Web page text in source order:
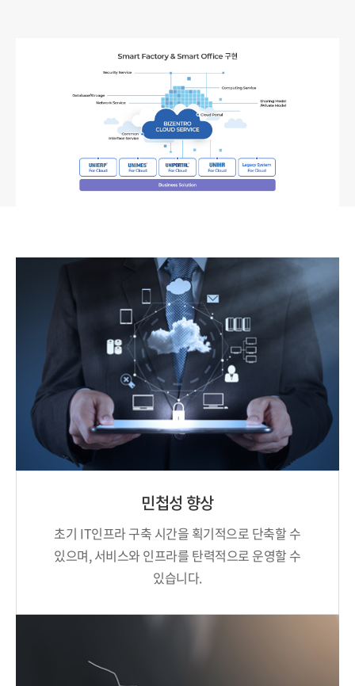
민첩성 향상
초기 IT인프라 구축 시간을 획기적으로 단축할 수
있으며, 서비스와 인프라를 탄력적으로 운영할 수
있습니다.